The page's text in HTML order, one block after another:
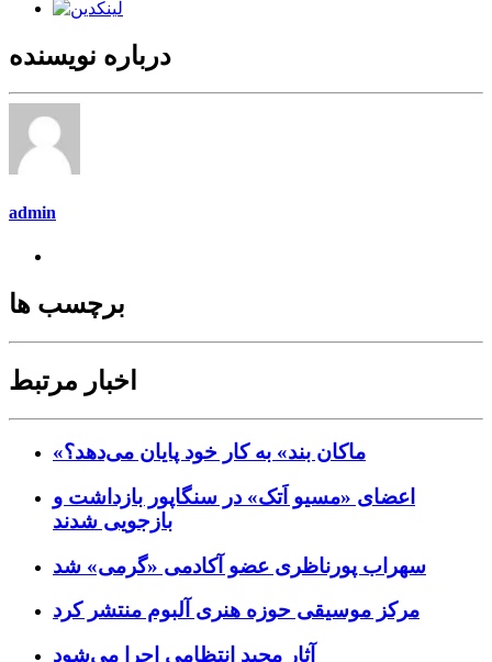
درباره نویسنده
admin
برچسب ها
اخبار مرتبط
«ماکان بند» به کار خود پایان می‌دهد؟
اعضای «مسیو اَتک» در سنگاپور بازداشت و
بازجویی شدند
سهراب پورناظری عضو آکادمی «گرمی» شد
مرکز موسیقی حوزه هنری آلبوم منتشر کرد
آثار مجید انتظامی اجرا می‌شود